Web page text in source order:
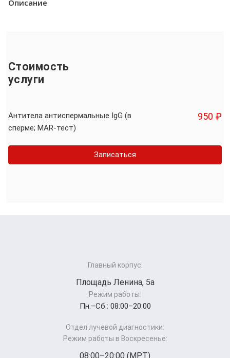
Описание
Стоимость
услуги
Антитела антиспермальные IgG (в
сперме; MAR-тест)
950 ₽
Записаться
Главный корпус:
Площадь Ленина, 5а
Режим работы:
Пн.–Cб.: 08:00–20:00
Отдел лучевой диагностики:
Режим работы в Воскресенье:
08:00–20:00 (МРТ)